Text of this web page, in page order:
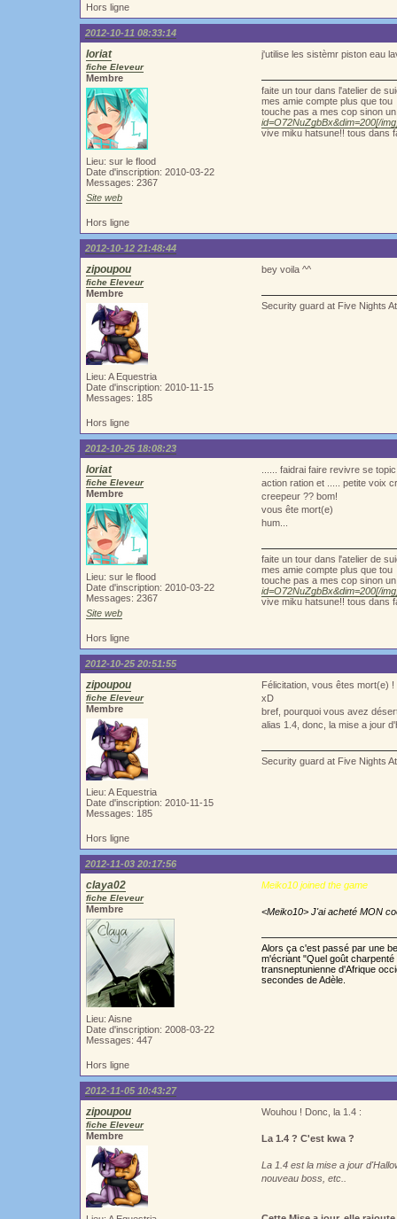
Hors ligne
2012-10-11 08:33:14
loriat
fiche Eleveur
Membre
Lieu: sur le flood
Date d'inscription: 2010-03-22
Messages: 2367
Site web
j'utilise les sistèmr piston eau
faite un tour dans l'atelier de
mes amie compte plus que tou
touche pas a mes cop sinon
id=O72NuZgbBx&dim=200[/
vive miku hatsune!! tous dans
Hors ligne
2012-10-12 21:48:44
zipoupou
fiche Eleveur
Membre
Lieu: A Equestria
Date d'inscription: 2010-11-15
Messages: 185
bey voila ^^
Security guard at Five Nights
Hors ligne
2012-10-25 18:08:23
loriat
fiche Eleveur
Membre
Lieu: sur le flood
Date d'inscription: 2010-03-22
Messages: 2367
Site web
...... faidrai faire revivre se
action ration et ..... petite voix
creepeur ?? bom!
vous ête mort(e)
hum...
faite un tour dans l'atelier de
mes amie compte plus que tou
touche pas a mes cop sinon
id=O72NuZgbBx&dim=200[/
vive miku hatsune!! tous dans
Hors ligne
2012-10-25 20:51:55
zipoupou
fiche Eleveur
Membre
Lieu: A Equestria
Date d'inscription: 2010-11-15
Messages: 185
Félicitation, vous êtes mort(e) !
xD
bref, pourquoi vous avez
alias 1.4, donc, la mise a jour
Security guard at Five Nights
Hors ligne
2012-11-03 20:17:56
claya02
fiche Eleveur
Membre
Lieu: Aisne
Date d'inscription: 2008-03-22
Messages: 447
Meiko10 joined the game
<Meiko10> J'ai acheté MON
Alors ça c'est passé par une
m'écriant "Quel goût
transneptunienne d'Afrique
secondes de Adèle.
Hors ligne
2012-11-05 10:43:27
zipoupou
fiche Eleveur
Membre
Wouhou ! Donc, la 1.4 :
La 1.4 ? C'est kwa ?
La 1.4 est la mise a jour
nouveau boss, etc..